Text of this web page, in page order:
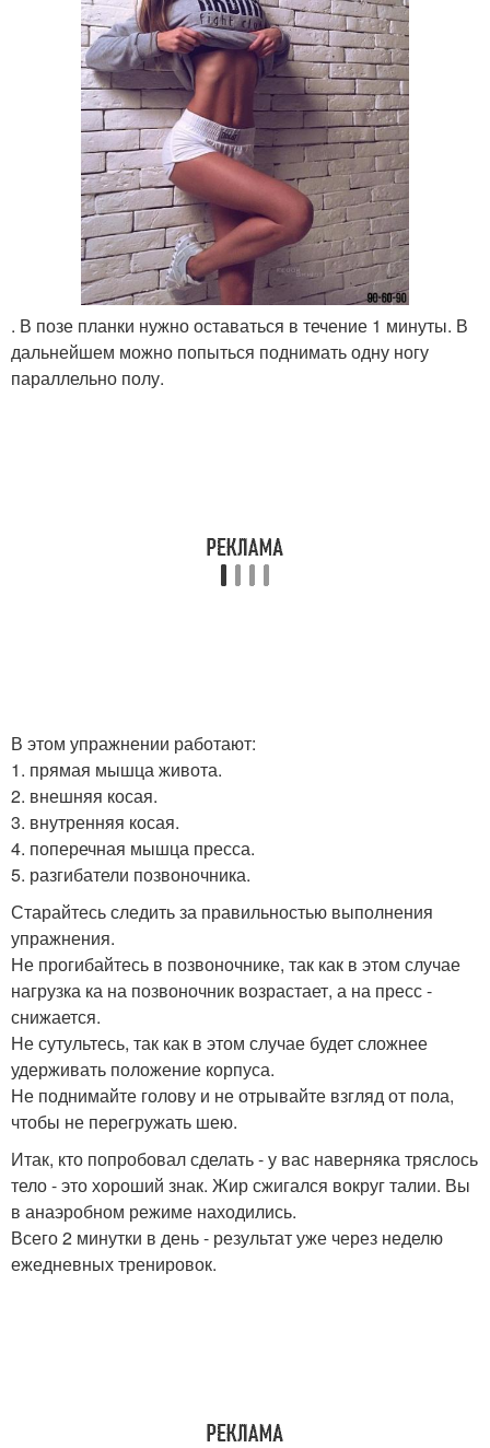
. В позе планки нужно оставаться в течение 1 минуты. В
дальнейшем можно попыться поднимать одну ногу
параллельно полу.
В этом упражнении работают:
1. прямая мышца живота.
2. внешняя косая.
3. внутренняя косая.
4. поперечная мышца пресса.
5. разгибатели позвоночника.
Старайтесь следить за правильностью выполнения
упражнения.
Не прогибайтесь в позвоночнике, так как в этом случае
нагрузка ка на позвоночник возрастает, а на пресс -
снижается.
Не сутультесь, так как в этом случае будет сложнее
удерживать положение корпуса.
Не поднимайте голову и не отрывайте взгляд от пола,
чтобы не перегружать шею.
Итак, кто попробовал сделать - у вас наверняка тряслось
тело - это хороший знак. Жир сжигался вокруг талии. Вы
в анаэробном режиме находились.
Всего 2 минутки в день - результат уже через неделю
ежедневных тренировок.